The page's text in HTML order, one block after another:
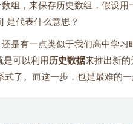
数组，来保存历史数组，假设
是代表什么意思？
还是有一点类似于我们高中学习
可以利用 历史数据来推出新的
了。而这一步，也是最难的一